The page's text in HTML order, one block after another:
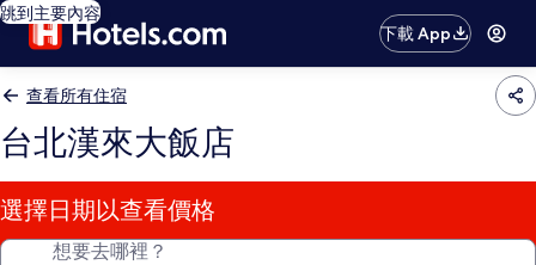
跳到主要內容
下載 App
查看所有住宿
台北漢來大飯店
選擇日期以查看價格
想要去哪裡？